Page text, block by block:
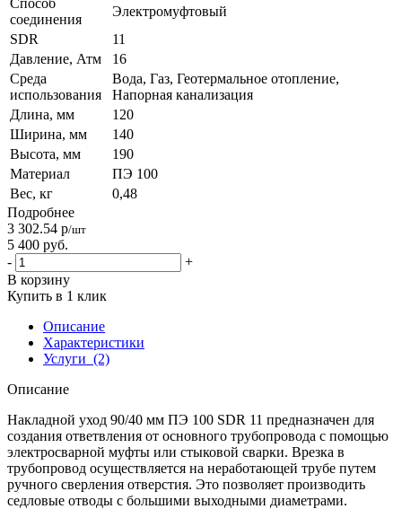
соединения
Электромуфтовый
SDR
11
Давление, Атм
16
Среда
использования
Вода, Газ, Геотермальное отопление,
Напорная канализация
Длина, мм
120
Ширина, мм
140
Высота, мм
190
Материал
ПЭ 100
Вес, кг
0,48
Подробнее
3 302.54 р/шт
5 400 руб.
-
+
В корзину
Купить в 1 клик
Описание
Характеристики
Услуги (2)
Описание
Накладной уход 90/40 мм ПЭ 100 SDR 11 предназначен для
создания ответвления от основного трубопровода с помощью
электросварной муфты или стыковой сварки. Врезка в
трубопровод осуществляется на неработающей трубе путем
ручного сверления отверстия. Это позволяет производить
седловые отводы с большими выходными диаметрами.